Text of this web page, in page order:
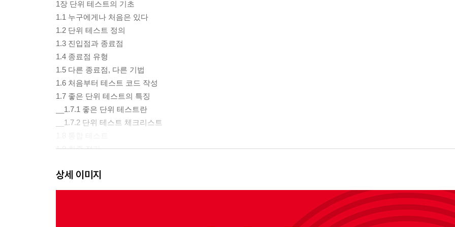
1장 단위 테스트의 기초
1.1 누구에게나 처음은 있다
1.2 단위 테스트 정의
1.3 진입점과 종료점
1.4 종료점 유형
1.5 다른 종료점, 다른 기법
1.6 처음부터 테스트 코드 작성
1.7 좋은 단위 테스트의 특징
__1.7.1 좋은 단위 테스트란
__1.7.2 단위 테스트 체크리스트
1.9 최종 정리
__1.10.1 TDD는 단위 테스트의 대체제가 아니다
__1.10.2 TDD를 잘하는 세 가지 핵심 기법
상세 이미지